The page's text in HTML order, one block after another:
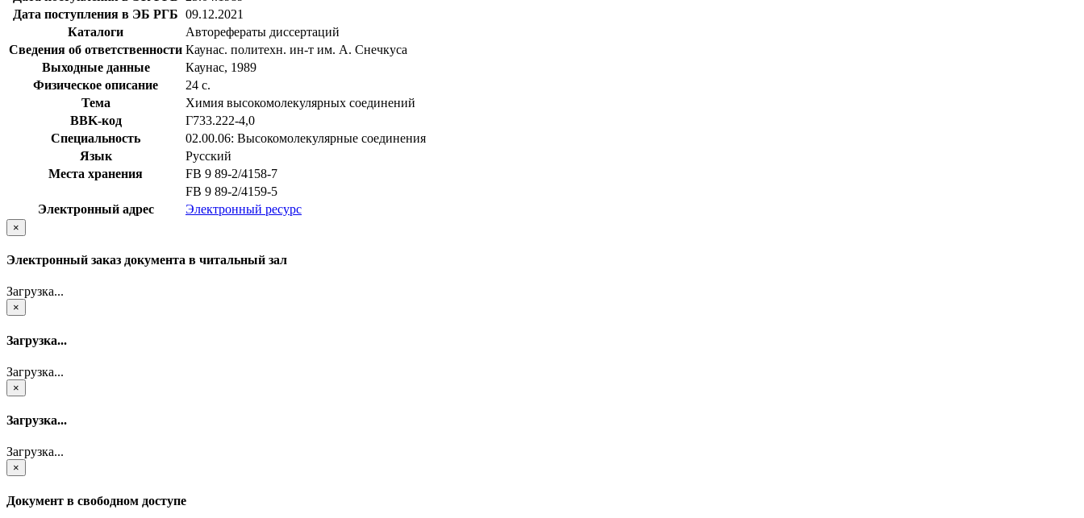
Дата поступления в ЭБ РГБ 09.12.2021
Каталоги
Авторефераты диссертаций
Сведения об ответственности Каунас. политехн. ин-т им. А. Снечкуса
Выходные данные
Каунас, 1989
Физическое описание
24 с.
Тема
Химия высокомолекулярных соединений
BBK-код
Г733.222-4,0
Специальность
02.00.06: Высокомолекулярные соединения
Язык
Русский
Места хранения
FB 9 89-2/4158-7
FB 9 89-2/4159-5
Электронный адрес
Электронный ресурс
×
Электронный заказ документа в читальный зал
Загрузка...
×
Загрузка...
Загрузка...
×
Загрузка...
Загрузка...
×
Документ в свободном доступе